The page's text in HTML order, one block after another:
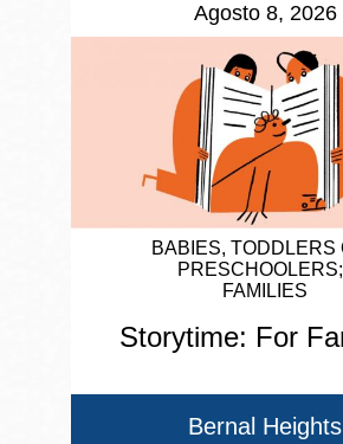
Agosto 8, 2026
BABIES, TODDLERS
PRESCHOOLERS
FAMILIES
Storytime: For
Bernal Heights